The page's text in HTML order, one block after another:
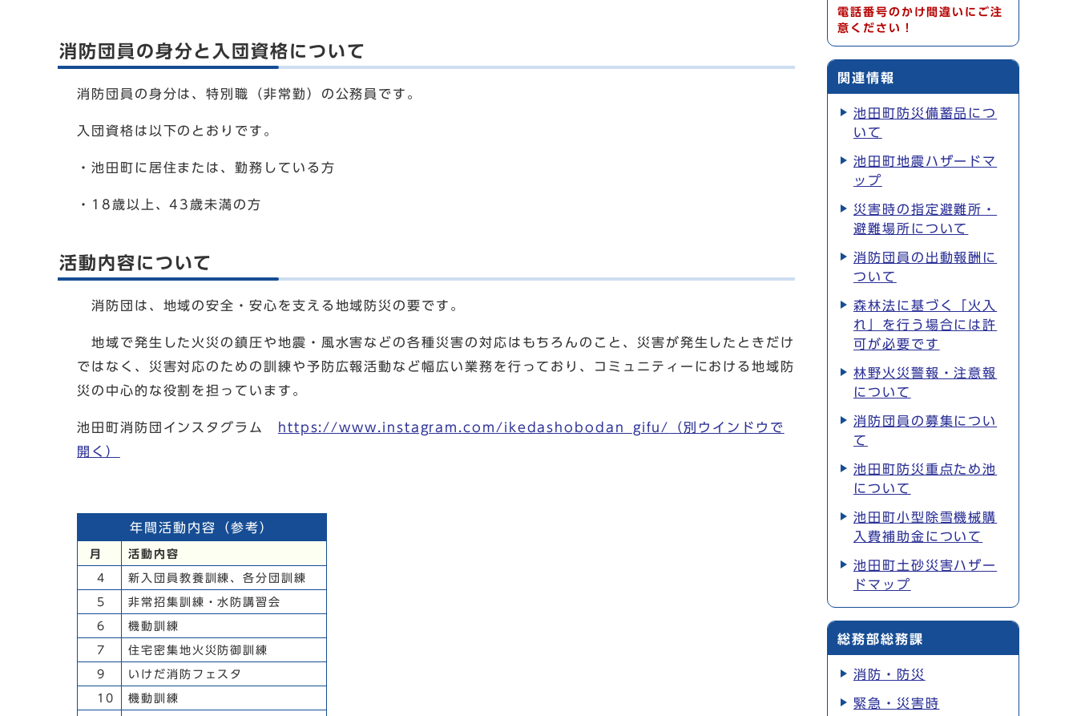
消防団員の身分と入団資格について
消防団員の身分は、特別職（非常勤）の公務員です。
入団資格は以下のとおりです。
・池田町に居住または、勤務している方
・18歳以上、43歳未満の方
活動内容について
消防団は、地域の安全・安心を支える地域防災の要です。
地域で発生した火災の鎮圧や地震・風水害などの各種災害の対応はもちろんのこと、災害が発生したときだけ
ではなく、災害対応のための訓練や予防広報活動など幅広い業務を行っており、コミュニティーにおける地域防
災の中心的な役割を担っています。
池田町消防団インスタグラム https://www.instagram.com/ikedashobodan_gifu/
（別ウインドウで
開く）
年間活動内容（参考）
月 活動内容
4 新入団員教養訓練、各分団訓練
5 非常招集訓練・水防講習会
6 機動訓練
7 住宅密集地火災防御訓練
9 いけだ消防フェスタ
10 機動訓練
電話番号のかけ間違いにご注
意ください！
関連情報
池田町防災備蓄品につ
いて
池田町地震ハザードマ
ップ
災害時の指定避難所・
避難場所について
消防団員の出動報酬に
ついて
森林法に基づく「火入
れ」を行う場合には許
可が必要です
林野火災警報・注意報
について
消防団員の募集につい
て
池田町防災重点ため池
について
池田町小型除雪機械購
入費補助金について
池田町土砂災害ハザー
ドマップ
総務部総務課
消防・防災
緊急・災害時